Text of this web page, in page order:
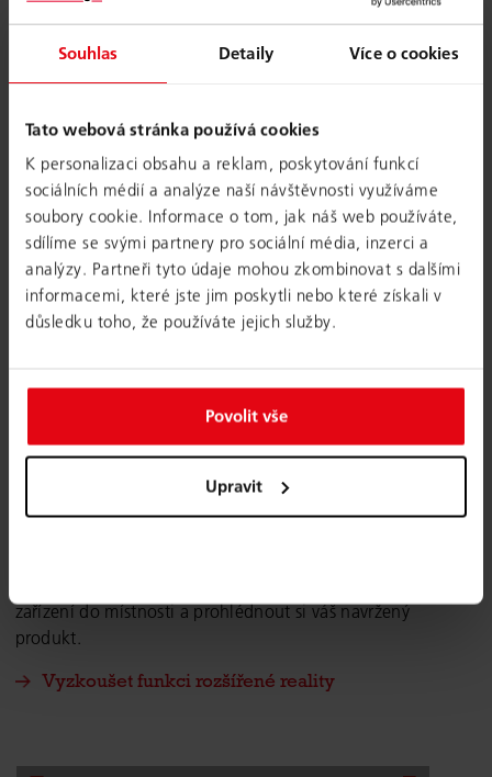
Souhlas Detaily Více o cookies
Tato webová stránka používá cookies
K personalizaci obsahu a reklam, poskytování funkcí
sociálních médií a analýze naší návštěvnosti využíváme
soubory cookie. Informace o tom, jak náš web používáte,
sdílíme se svými partnery pro sociální média, inzerci a
analýzy. Partneři tyto údaje mohou zkombinovat s dalšími
informacemi, které jste jim poskytli nebo které získali v
důsledku toho, že používáte jejich služby.
Povolit vše
Upravit
Nakonfigurovali jste si svůj produkt podle svých
požadovaných specifikací. Jste si ale jistí, že bude barevně
zařízení do místnosti a prohlédnout si váš navržený
produkt.
Vyzkoušet funkci rozšířené reality